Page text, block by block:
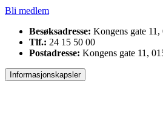
Bli medlem
Besøksadresse: Kongens gate
Tlf.: 24 15 50 00
Postadresse: Kongens gate 11,
Informasjonskapsler